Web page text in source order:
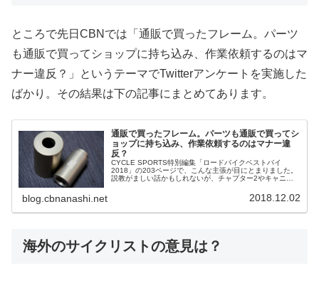
ところで先日CBNでは「通販で買ったフレーム。パーツ
も通販で買ってショップに持ち込み、作業依頼するのはマ
ナー違反？」というテーマでTwitterアンケートを実施した
ばかり。その結果は下の記事にまとめてあります。
通販で買ったフレーム。パーツも通販で買ってシ
ョップに持ち込み、作業依頼するのはマナー違
反？
CYCLE SPORTS特別編集「ロードバイクベストバイ
2018」の203ページで、こんな主張が目にとまりました。
説教がましい話かもしれないが、チャプター2やキャニオ
blog.cbnanashi.net 2018.12.02
海外のサイクリストの意見は？